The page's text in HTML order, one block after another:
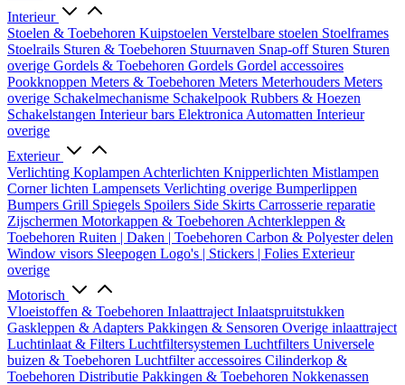
Interieur
Stoelen & Toebehoren Kuipstoelen Verstelbare stoelen Stoelframes
Stoelrails Sturen & Toebehoren Stuurnaven Snap-off Sturen Sturen
overige Gordels & Toebehoren Gordels Gordel accessoires
Pookknoppen Meters & Toebehoren Meters Meterhouders Meters
overige Schakelmechanisme Schakelpook Rubbers & Hoezen
Schakelstangen Interieur bars Elektronica Automatten Interieur
overige
Exterieur
Verlichting Koplampen Achterlichten Knipperlichten Mistlampen
Corner lichten Lampensets Verlichting overige Bumperlippen
Bumpers Grill Spiegels Spoilers Side Skirts Carrosserie reparatie
Zijschermen Motorkappen & Toebehoren Achterkleppen &
Toebehoren Ruiten | Daken | Toebehoren Carbon & Polyester delen
Window visors Sleepogen Logo's | Stickers | Folies Exterieur
overige
Motorisch
Vloeistoffen & Toebehoren Inlaattraject Inlaatspruitstukken
Gaskleppen & Adapters Pakkingen & Sensoren Overige inlaattraject
Luchtinlaat & Filters Luchtfiltersystemen Luchtfilters Universele
buizen & Toebehoren Luchtfilter accessoires Cilinderkop &
Toebehoren Distributie Pakkingen & Toebehoren Nokkenassen